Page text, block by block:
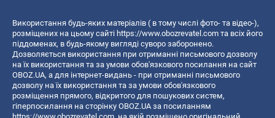
Використання будь-яких матеріалів ( в тому числі фото- та відео-),
розміщених на цьому сайті https://www.obozrevatel.com та всіх його
піддоменах, в будь-якому вигляді суворо заборонено.
Дозволяється використання при отриманні письмового дозволу
на їх використання та за умови обов'язкового посилання на сайт
OBOZ.UA, а для інтернет-видань - при отриманні письмового
дозволу на їх використання та за умови обов'язкового
розміщення прямого, відкритого для пошукових систем,
гіперпосилання на сторінку OBOZ.UA за посиланням